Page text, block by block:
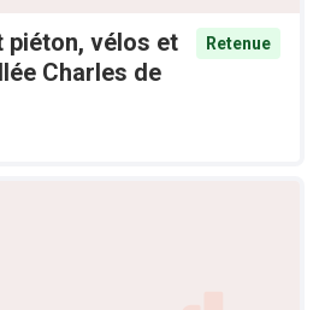
piéton, vélos et
Charles de
Retenue